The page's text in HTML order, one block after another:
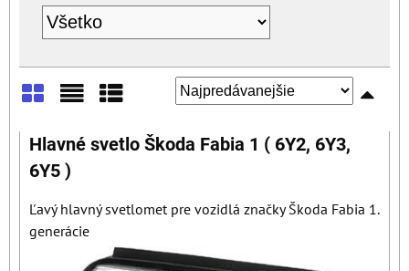
Mriežka Tabuľka
Hlavné svetlo Škoda Fabia 1 ( 6Y2, 6Y3,
6Y5 )
Ľavý hlavný svetlomet pre vozidlá značky Škoda Fabia 1.
generácie